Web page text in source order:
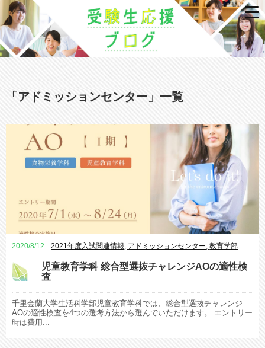
「 アドミッションセンター 」 一覧
2020/8/12 2021年度入試関連情報, アドミッションセンター,教育学部
児童教育学科 総合型選抜チャレンジAOの適性検
査
千里金蘭大学生活科学部児童教育学科では、総合型選抜チャレンジ
AOの適性検査を4つの選考方法から選んでいただけます。 エントリー
時は費用...